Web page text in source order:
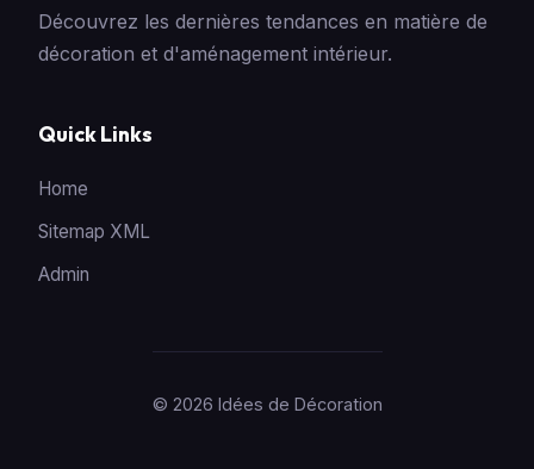
Découvrez les dernières tendances en matière de
décoration et d'aménagement intérieur.
Quick Links
Home
Sitemap XML
Admin
© 2026 Idées de Décoration